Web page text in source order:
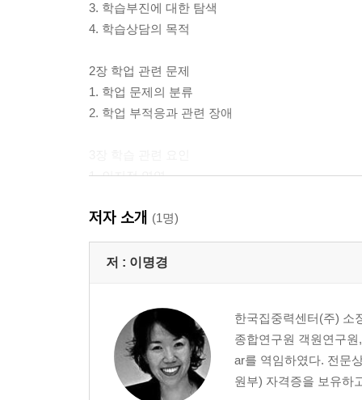
3. 학습부진에 대한 탐색
4. 학습상담의 목적
2장 학업 관련 문제
1. 학업 문제의 분류
2. 학업 부적응과 관련 장애
1. 인지적 영역
3. 환경적 영역
4장 학습상담을 위한 진단 및 평가
3. 진단 및 평가의 절차
4. 일반적인 심리검사 활용 지침
5장 학습전략
저자 소개 (1명)
저 : 이명경
한국집중력센터(주) 소
종합연구원 객원연구
ar를 역임하였다. 전문
원부) 자격증을 보유하